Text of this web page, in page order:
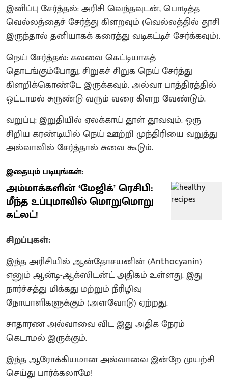
இனிப்பு சேர்த்தல்: அரிசி வெந்தவுடன், பொடித்த
வெல்லத்தைச் சேர்த்து கிளறவும் (வெல்லத்தில் தூசி
இருந்தால் தனியாகக் கரைத்து வடிகட்டிச் சேர்க்கவும்).
நெய் சேர்த்தல்: கலவை கெட்டியாகத்
தொடங்கும்போது, சிறுகச் சிறுக நெய் சேர்த்து
கிளறிக்கொண்டே இருக்கவும். அல்வா பாத்திரத்தில்
ஒட்டாமல் சுருண்டு வரும் வரை கிளற வேண்டும்.
வறுப்பு: இறுதியில் ஏலக்காய் தூள் தூவவும். ஒரு
சிறிய கரண்டியில் நெய் ஊற்றி முந்திரியை வறுத்து
அல்வாவில் சேர்த்தால் சுவை கூடும்.
இதையும் படியுங்கள்:
அம்மாக்களின் ‘மேஜிக்’ ரெசிபி:
மீந்த உப்புமாவில் மொறுமொறு
கட்லட்!
சிறப்புகள்:
இந்த அரிசியில் ஆன்தோசயனின் (Anthocyanin)
எனும் ஆன்டி-ஆக்ஸிடன்ட் அதிகம் உள்ளது. இது
நார்ச்சத்து மிக்கது மற்றும் நீரிழிவு
நோயாளிகளுக்கும் (அளவோடு) ஏற்றது.
சாதாரண அல்வாவை விட இது அதிக நேரம்
கெடாமல் இருக்கும்.
இந்த ஆரோக்கியமான அல்வாவை இன்றே முயற்சி
செய்து பார்க்கலாமே!